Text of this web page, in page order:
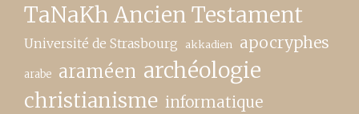
TaNaKh Ancien Testament
Université de Strasbourg akkadien apocryphes
arabe araméen archéologie
christianisme informatique